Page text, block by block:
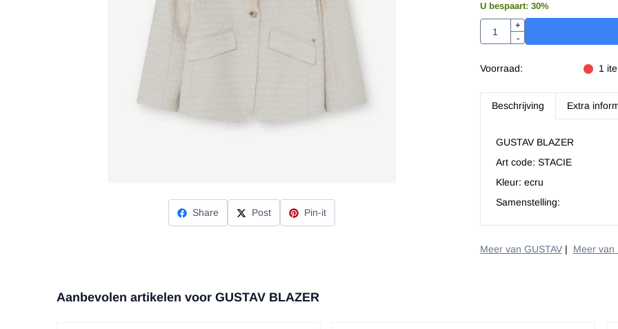
Share Post Pin-it
U bespaart: 30%
Aantal
+
-
Voorraad: 1
Beschrijving Extra
GUSTAV BLAZER
Art code: STACIE
Kleur: ecru
Samenstelling:
Meer van GUSTAV| Meer van
Aanbevolen artikelen voor GUSTAV BLAZER